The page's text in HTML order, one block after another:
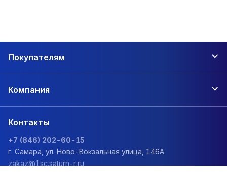
Покупателям
Компания
Контакты
+7 (846) 202-60-15
г. Самара, ул. Ново-Вокзальная улица, 146А
zakaz@1sc.saturn-r.ru